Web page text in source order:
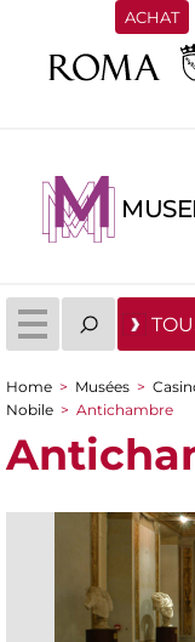
ACHAT
You are here
Home > Musées >
Nobile > Antichambre